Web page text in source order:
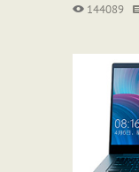
144089